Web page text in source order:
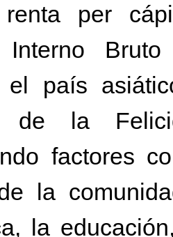
per
Interno
el país
de la
factores
la
la